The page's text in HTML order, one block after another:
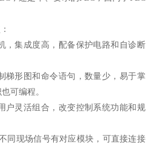
，集成度高，配备保护电路和自诊断
梯形图和命令语句，数量少，易于掌
可编程。
户灵活组合，改变控制系统功能和规
同现场信号有对应模块，可直接连接